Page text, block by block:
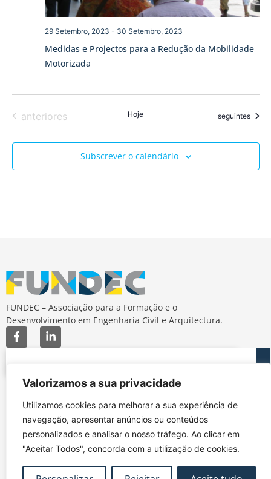
Valorizamos a sua privacidade
Utilizamos cookies para melhorar a sua experiência de
navegação, apresentar anúncios ou conteúdos
personalizados e analisar o nosso tráfego. Ao clicar em
"Aceitar Todos", concorda com a utilização de cookies.
Medidas e Projectos para a Redução da Mobilidade
Motorizada
29 Setembro, 2023 - 30 Setembro, 2023
Eventos
anteriores Hoje Eventos
seguintes
Subscrever o calendário
FUNDEC – Associação para a Formação e o
Desenvolvimento em Engenharia Civil e Arquitectura.
MAPA DO SITE
Subscrever Newsletter
Contactos
Google Maps
CONTACTOS
fundec@tecnico.ulisboa.pt
FUNDEC - IST - DECivil
Av. Rovisco Pais, 1049-